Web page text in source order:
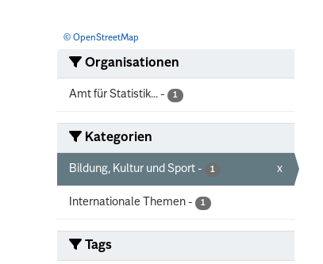
© OpenStreetMap
Organisationen
Amt für Statistik... - 1
Kategorien
Bildung, Kultur und Sport - 1 x
Internationale Themen - 1
Tags